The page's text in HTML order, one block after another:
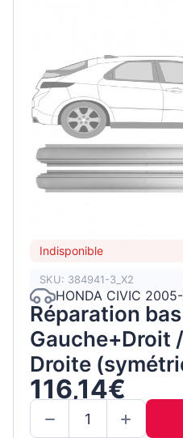
Indisponible
SKU: 384941-3_X2
HONDA CIVIC 2005-
Réparation
Gauche+Droit
Droite
Ensemble
116,14€